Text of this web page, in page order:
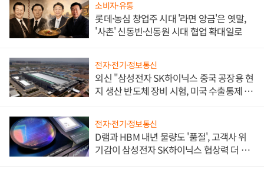
소비자·유통
롯데·농심 창업주 시대 '라면 앙금'은 옛말,
'사촌' 신동빈·신동원 시대 협업 확대일로
전자·전기·정보통신
외신 "삼성전자 SK하이닉스 중국 공장용 현
지 생산 반도체 장비 시험, 미국 수출통제 대
전자·전기·정보통신
D램과 HBM 내년 물량도 '품절', 고객사 위
기감이 삼성전자 SK하이닉스 협상력 더 키